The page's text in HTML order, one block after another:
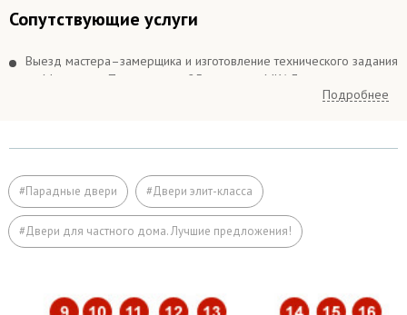
Сопутствующие услуги
Выезд мастера–замерщика и изготовление технического задания
по Москве и в Подмосковье 25 км вокруг МКАДа
Выезд мастера–замерщика и изготовление технического задания
Подъём на этаж (если дверь не проходит по размеру в лифт)
Расширение дверного проема
Отделка
Откосы (изнутри помещения)
Подробнее
#Парадные двери #Двери элит-класса
#Двери для частного дома. Лучшие предложения!